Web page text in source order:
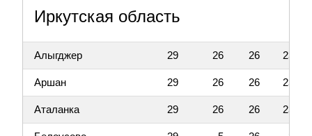
Иркутская область
Алыгджер 29 26 26 23
Аршан 29 26 26 23
Аталанка 29 26 26 23